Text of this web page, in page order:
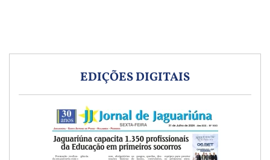
EDIÇÕES DIGITAIS